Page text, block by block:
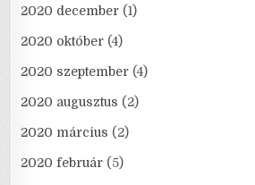
2020 december (1)
2020 október (4)
2020 szeptember (4)
2020 augusztus (2)
2020 március (2)
2020 február (5)